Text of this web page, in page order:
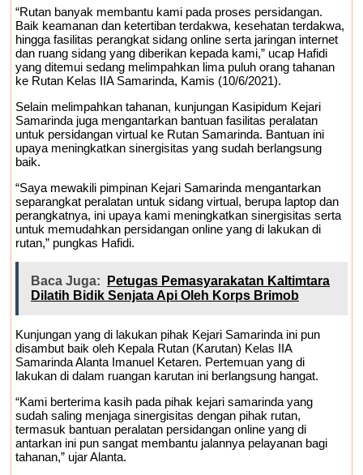
“Rutan banyak membantu kami pada proses persidangan.
Baik keamanan dan ketertiban terdakwa, kesehatan terdakwa,
hingga fasilitas perangkat sidang online serta jaringan internet
dan ruang sidang yang diberikan kepada kami,” ucap Hafidi
yang ditemui sedang melimpahkan lima puluh orang tahanan
ke Rutan Kelas IIA Samarinda, Kamis (10/6/2021).
Selain melimpahkan tahanan, kunjungan Kasipidum Kejari
Samarinda juga mengantarkan bantuan fasilitas peralatan
untuk persidangan virtual ke Rutan Samarinda. Bantuan ini
upaya meningkatkan sinergisitas yang sudah berlangsung
baik.
“Saya mewakili pimpinan Kejari Samarinda mengantarkan
separangkat peralatan untuk sidang virtual, berupa laptop dan
perangkatnya, ini upaya kami meningkatkan sinergisitas serta
untuk memudahkan persidangan online yang di lakukan di
rutan,” pungkas Hafidi.
Baca Juga:
Petugas Pemasyarakatan Kaltimtara
Dilatih Bidik Senjata Api Oleh Korps Brimob
Kunjungan yang di lakukan pihak Kejari Samarinda ini pun
disambut baik oleh Kepala Rutan (Karutan) Kelas IIA
Samarinda Alanta Imanuel Ketaren. Pertemuan yang di
lakukan di dalam ruangan karutan ini berlangsung hangat.
“Kami berterima kasih pada pihak kejari samarinda yang
sudah saling menjaga sinergisitas dengan pihak rutan,
termasuk bantuan peralatan persidangan online yang di
antarkan ini pun sangat membantu jalannya pelayanan bagi
tahanan,” ujar Alanta.